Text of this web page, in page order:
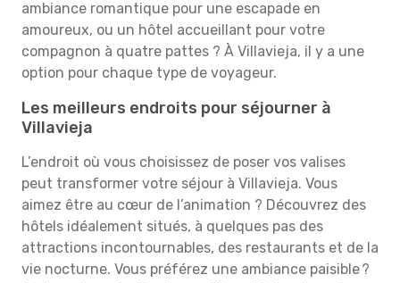
ambiance romantique pour une escapade en
amoureux, ou un hôtel accueillant pour votre
compagnon à quatre pattes ? À Villavieja, il y a une
option pour chaque type de voyageur.
Les meilleurs endroits pour séjourner à
Villavieja
L’endroit où vous choisissez de poser vos valises
peut transformer votre séjour à Villavieja. Vous
aimez être au cœur de l’animation ? Découvrez des
hôtels idéalement situés, à quelques pas des
attractions incontournables, des restaurants et de la
vie nocturne. Vous préférez une ambiance paisible ?